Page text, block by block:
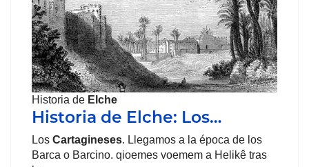
Historia de Elche
Historia de Elche: Los…
Los Cartagineses. Llegamos a la época de los
Barca o Barcino. qioemes voemem a Helikê tras